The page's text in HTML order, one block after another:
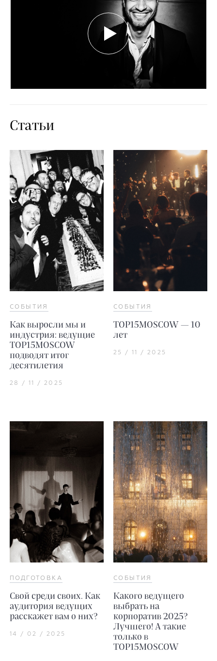
Статьи
СОБЫТИЯ
Как выросли мы и
индустрия: ведущие
TOP15MOSCOW
подводят итог
десятилетия
28 / 11 / 2025
СОБЫТИЯ
TOP15MOSCOW — 10
лет
25 / 11 / 2025
ПОДГОТОВКА
Свой среди своих. Как
аудитория ведущих
расскажет вам о них?
14 / 02 / 2025
СОБЫТИЯ
Какого ведущего
выбрать на
корпоратив 2025?
Лучшего! А такие
только в
TOP15MOSCOW